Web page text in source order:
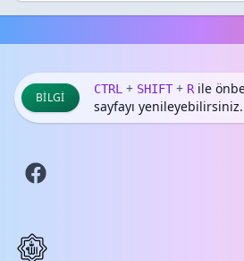
BILGI
CTRL + SHIFT + Rile
sayfayı yenileyebilirsiniz.